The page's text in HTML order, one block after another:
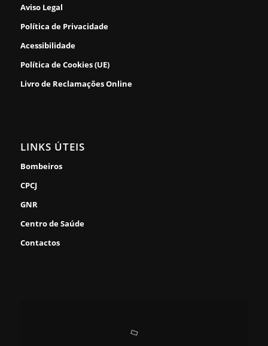
Aviso Legal
Política de Privacidade
Acessibilidade
Política de Cookies (UE)
Livro de Reclamações Online
LINKS ÚTEIS
Bombeiros
CPCJ
GNR
Centro de Saúde
Contactos